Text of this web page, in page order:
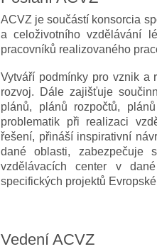
ACVZ je součástí konsorcia
a celoživotního vzdělávání
pracovníků realizovaného
Vytváří podmínky pro vznik a
rozvoj. Dále zajišťuje
plánů, plánů rozpočtů,
problematik při realizaci
řešení, přináší inspirativní
dané oblasti, zabezpečuje
vzdělávacích center v
specifických projektů
Vedení ACVZ